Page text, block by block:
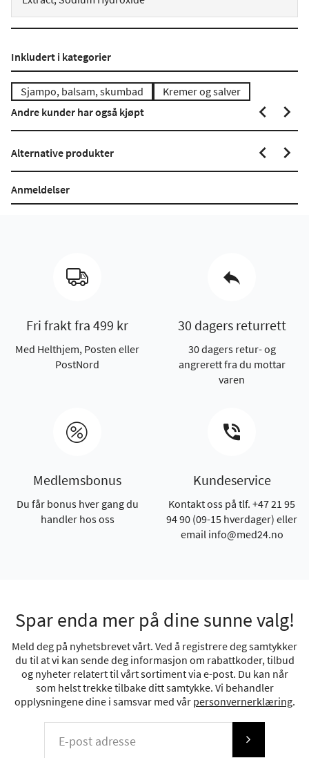
Inkludert i kategorier
Sjampo, balsam, skumbad
Kremer og salver
Andre kunder har også kjøpt
Alternative produkter
Anmeldelser
Fri frakt fra 499 kr
Med Helthjem, Posten eller
PostNord
30 dagers returrett
30 dagers retur- og
angrerett fra du mottar
varen
Medlemsbonus
Du får bonus hver gang du
handler hos oss
Kundeservice
Kontakt oss på tlf. +47 21 95
94 90 (09-15 hverdager) eller
email info@med24.no
Spar enda mer på dine sunne valg!
Meld deg på nyhetsbrevet vårt. Ved å registrere deg samtykker
du til at vi kan sende deg informasjon om rabattkoder, tilbud
og nyheter relatert til vårt sortiment via e-post. Du kan når
som helst trekke tilbake ditt samtykke. Vi behandler
opplysningene dine i samsvar med vår personvernerklæring.